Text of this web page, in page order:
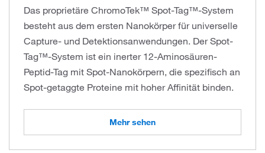
Das proprietäre ChromoTek™ Spot-Tag™-System
besteht aus dem ersten Nanokörper für universelle
Capture- und Detektionsanwendungen. Der Spot-
Tag™-System ist ein inerter 12-Aminosäuren-
Peptid-Tag mit Spot-Nanokörpern, die spezifisch an
Spot-getaggte Proteine mit hoher Affinität binden.
Mehr sehen